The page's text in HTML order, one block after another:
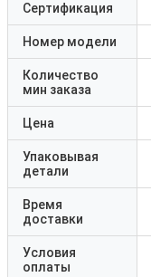
Сертификация
Номер модели
Количество
мин заказа
Цена
Упаковывая
детали
Время
доставки
Условия
оплаты